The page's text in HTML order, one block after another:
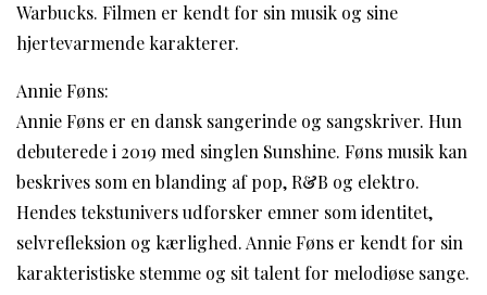
Warbucks. Filmen er kendt for sin musik og sine
hjertevarmende karakterer.
Annie Føns:
Annie Føns er en dansk sangerinde og sangskriver. Hun
debuterede i 2019 med singlen Sunshine. Føns musik kan
beskrives som en blanding af pop, R&B og elektro.
Hendes tekstunivers udforsker emner som identitet,
selvrefleksion og kærlighed. Annie Føns er kendt for sin
karakteristiske stemme og sit talent for melodiøse sange.